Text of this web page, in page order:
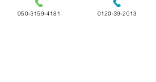
050-3159-4181 0120-39-2013